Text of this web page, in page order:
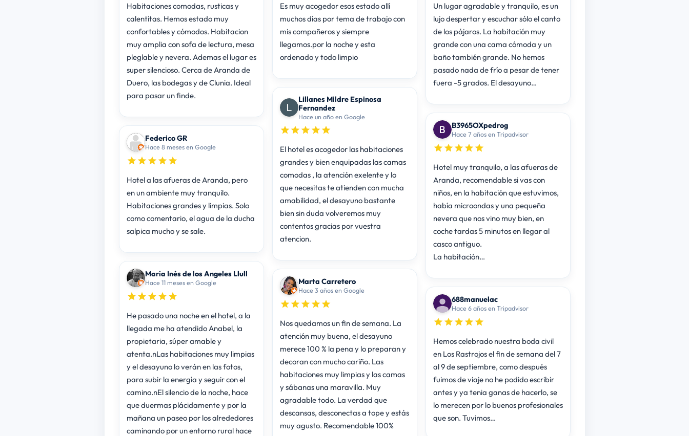
Habitaciones comodas, rusticas y
calentitas. Hemos estado muy
confortables y cómodos. Habitacion
muy amplia con sofa de lectura, mesa
pleglable y nevera. Ademas el lugar es
super silencioso. Cerca de Aranda de
Duero, las bodegas y de Clunia. Ideal
para pasar un finde.
Federico GR
Hace 8 meses en Google
Hotel a las afueras de Aranda, pero
en un ambiente muy tranquilo.
Habitaciones grandes y limpias. Solo
como comentario, el agua de la ducha
salpica mucho y se sale.
Maria Inés de los Angeles Llull
Hace 11 meses en Google
He pasado una noche en el hotel, a la
llegada me ha atendido Anabel, la
propietaria, súper amable y
atenta.nLas habitaciones muy limpias
y el desayuno lo verán en las fotos,
para subir la energía y seguir con el
camino.nEl silencio de la noche, hace
que duermas plácidamente y por la
mañana un paseo por los alrededores
caminando por un entorno rural hace
Es muy acogedor esos estado allí
muchos días por tema de trabajo con
mis compañeros y siempre
llegamos.por la noche y esta
ordenado y todo limpio
Lillanes Mildre Espinosa
Fernandez
Hace un año en Google
El hotel es acogedor las habitaciones
grandes y bien enquipadas las camas
comodas , la atención exelente y lo
que necesitas te atienden con mucha
amabilidad, el desayuno bastante
bien sin duda volveremos muy
contentos gracias por vuestra
atencion.
Marta Carretero
Hace 3 años en Google
Nos quedamos un fin de semana. La
atención muy buena, el desayuno
merece 100 % la pena y lo preparan y
decoran con mucho cariño. Las
habitaciones muy limpias y las camas
y sábanas una maravilla. Muy
agradable todo. La verdad que
descansas, desconectas a tope y estás
muy agusto. Recomendable 100%
Un lugar agradable y tranquilo, es un
lujo despertar y escuchar sólo el canto
de los pájaros. La habitación muy
grande con una cama cómoda y un
baño también grande. No hemos
pasado nada de frío a pesar de tener
fuera -5 grados. El desayuno…
B3965OXpedrog
Hace 7 años en Tripadvisor
Hotel muy tranquilo, a las afueras de
Aranda, recomendable si vas con
niños, en la habitación que estuvimos,
había microondas y una pequeña
nevera que nos vino muy bien, en
coche tardas 5 minutos en llegar al
casco antiguo.
La habitación…
688manuelac
Hace 6 años en Tripadvisor
Hemos celebrado nuestra boda civil
en Los Rastrojos el fin de semana del 7
al 9 de septiembre, como después
fuimos de viaje no he podido escribir
antes y ya tenia ganas de hacerlo, se
lo merecen por lo buenos profesionales
que son. Tuvimos…